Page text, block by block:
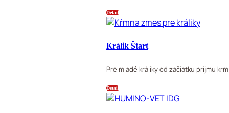
Detail
Králik Štart
Pre mladé králiky od začiatku príjmu
Detail